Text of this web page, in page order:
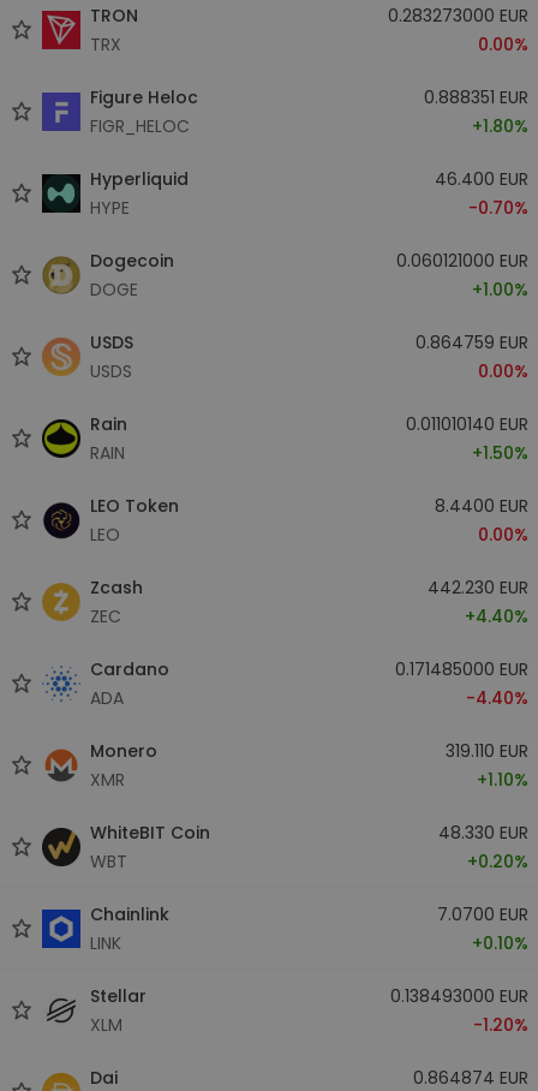
TRON
TRX
0.283273000 EUR
0.00%
Figure Heloc
FIGR_HELOC
0.888351 EUR
+1.80%
Hyperliquid
HYPE
46.400 EUR
-0.70%
Dogecoin
DOGE
0.060121000 EUR
+1.00%
USDS
USDS
0.864759 EUR
0.00%
Rain
RAIN
0.011010140 EUR
+1.50%
LEO Token
LEO
8.4400 EUR
0.00%
Zcash
ZEC
442.230 EUR
+4.40%
Cardano
ADA
0.171485000 EUR
-4.40%
Monero
XMR
319.110 EUR
+1.10%
WhiteBIT Coin
WBT
48.330 EUR
+0.20%
Chainlink
LINK
7.0700 EUR
+0.10%
Stellar
XLM
0.138493000 EUR
-1.20%
Dai
0.864874 EUR